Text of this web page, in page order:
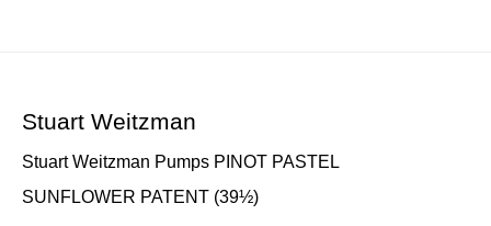
Stuart Weitzman
Stuart Weitzman Pumps PINOT PASTEL
SUNFLOWER PATENT (39½)